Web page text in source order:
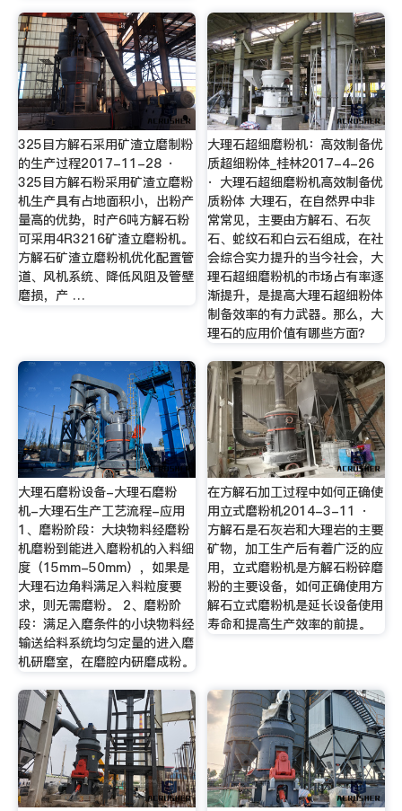
325目方解石采用矿渣立磨制粉
的生产过程2017-11-28 ·
325目方解石粉采用矿渣立磨粉
机生产具有占地面积小，出粉产
量高的优势，时产6吨方解石粉
可采用4R3216矿渣立磨粉机。
方解石矿渣立磨粉机优化配置管
道、风机系统、降低风阻及管壁
磨损，产 …
大理石超细磨粉机：高效制备优
质超细粉体_桂林2017-4-26
· 大理石超细磨粉机高效制备优
质粉体 大理石，在自然界中非
常常见，主要由方解石、石灰
石、蛇纹石和白云石组成，在社
会综合实力提升的当今社会，大
理石超细磨粉机的市场占有率逐
渐提升，是提高大理石超细粉体
制备效率的有力武器。那么，大
理石的应用价值有哪些方面？
大理石磨粉设备-大理石磨粉
机-大理石生产工艺流程-应用
1、磨粉阶段：大块物料经磨粉
机磨粉到能进入磨粉机的入料细
度（15mm-50mm），如果是
大理石边角料满足入料粒度要
求，则无需磨粉。 2、磨粉阶
段：满足入磨条件的小块物料经
输送给料系统均匀定量的进入磨
机研磨室，在磨腔内研磨成粉。
在方解石加工过程中如何正确使
用立式磨粉机2014-3-11 ·
方解石是石灰岩和大理岩的主要
矿物，加工生产后有着广泛的应
用，立式磨粉机是方解石粉碎磨
粉的主要设备，如何正确使用方
解石立式磨粉机是延长设备使用
寿命和提高生产效率的前提。